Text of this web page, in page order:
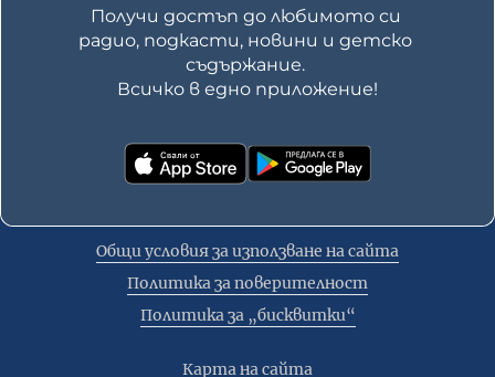
Получи достъп до любимото си
радио, подкасти, новини и детско
съдържание.
Всичко в едно приложение!
Общи условия за използване на сайта
Политика за поверителност
Политика за „бисквитки“
Карта на сайта